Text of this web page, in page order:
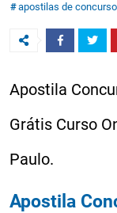
apostilas de
Apostila
Grátis Curso
Paulo.
Apostila